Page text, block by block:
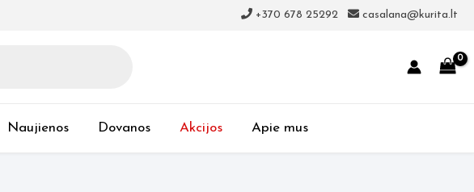
+370 678 25292 casalana@kurita.lt
Naujienos Dovanos Akcijos Apie mus